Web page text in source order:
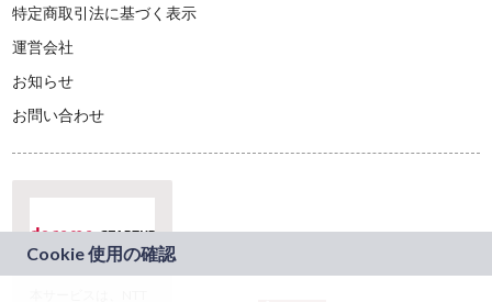
特定商取引法に基づく表示
運営会社
お知らせ
お問い合わせ